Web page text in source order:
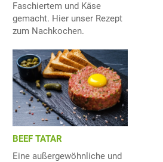
Faschiertem und Käse
gemacht. Hier unser Rezept
zum Nachkochen.
BEEF TATAR
Eine außergewöhnliche und